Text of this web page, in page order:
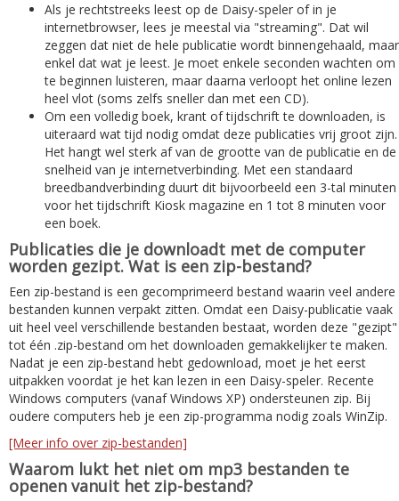
Als je rechtstreeks leest op de Daisy-speler of in je
internetbrowser, lees je meestal via "streaming". Dat wil
zeggen dat niet de hele publicatie wordt binnengehaald, maar
enkel dat wat je leest. Je moet enkele seconden wachten om
te beginnen luisteren, maar daarna verloopt het online lezen
heel vlot (soms zelfs sneller dan met een CD).
Om een volledig boek, krant of tijdschrift te downloaden, is
uiteraard wat tijd nodig omdat deze publicaties vrij groot zijn.
Het hangt wel sterk af van de grootte van de publicatie en de
snelheid van je internetverbinding. Met een standaard
breedbandverbinding duurt dit bijvoorbeeld een 3-tal minuten
voor het tijdschrift Kiosk magazine en 1 tot 8 minuten voor
een boek.
Publicaties die je downloadt met de computer
worden gezipt. Wat is een zip-bestand?
Een zip-bestand is een gecomprimeerd bestand waarin veel andere
bestanden kunnen verpakt zitten. Omdat een Daisy-publicatie vaak
uit heel veel verschillende bestanden bestaat, worden deze "gezipt"
tot één .zip-bestand om het downloaden gemakkelijker te maken.
Nadat je een zip-bestand hebt gedownload, moet je het eerst
uitpakken voordat je het kan lezen in een Daisy-speler. Recente
Windows computers (vanaf Windows XP) ondersteunen zip. Bij
oudere computers heb je een zip-programma nodig zoals WinZip.
[Meer info over zip-bestanden]
Waarom lukt het niet om mp3 bestanden te
openen vanuit het zip-bestand?